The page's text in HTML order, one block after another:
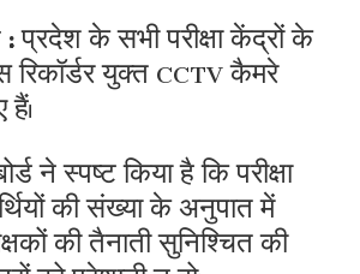
:प्रदेश के सभी परीक्षा केंद्रों के
युक्त CCTV कैमरे
ने स्पष्ट किया है कि परीक्षा
की संख्या के अनुपात में
की तैनाती सुनिश्चित की